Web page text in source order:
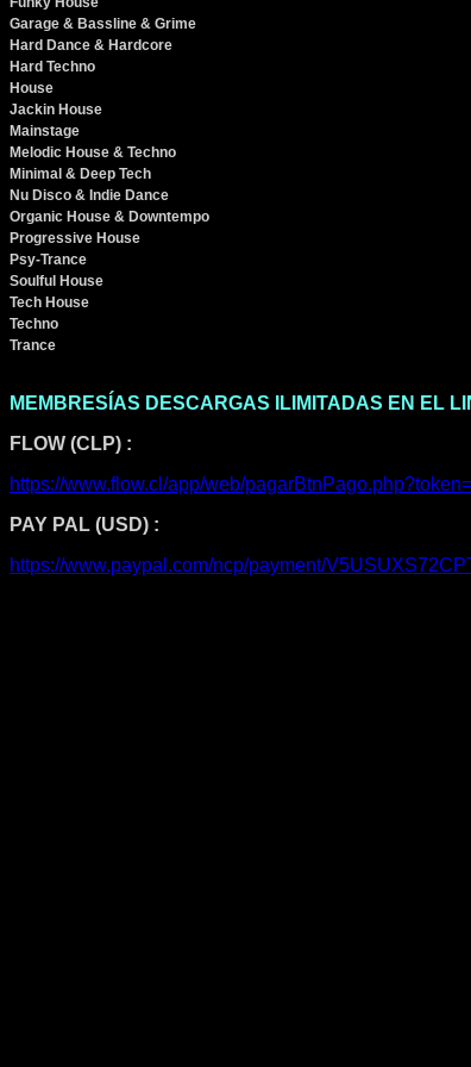
Garage & Bassline & Grime
Hard Dance & Hardcore
Hard Techno
House
Jackin House
Mainstage
Melodic House & Techno
Minimal & Deep Tech
Nu Disco & Indie Dance
Organic House & Downtempo
Progressive House
Psy-Trance
Soulful House
Tech House
Techno
Trance
MEMBRESÍAS DESCARGAS ILIMITADAS EN EL
FLOW (CLP) :
https://www.flow.cl/app/web/
PAY PAL (USD) :
https://www.paypal.com/ncp/payment/